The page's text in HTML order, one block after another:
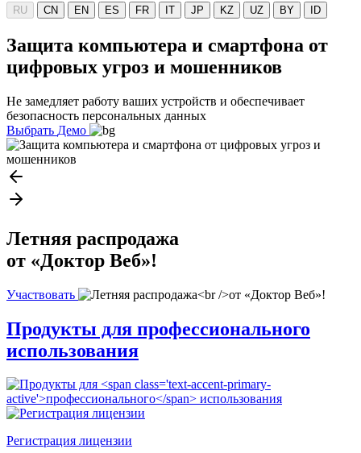
RU CN EN ES FR IT JP KZ UZ BY ID
Защита компьютера и смартфона от
цифровых угроз и мошенников
Не замедляет работу ваших устройств и обеспечивает
безопасность персональных данных
Выбрать Демо
Летняя распродажа
от «Доктор Веб»!
Участвовать
Продукты для профессионального
использования
Регистрация лицензии